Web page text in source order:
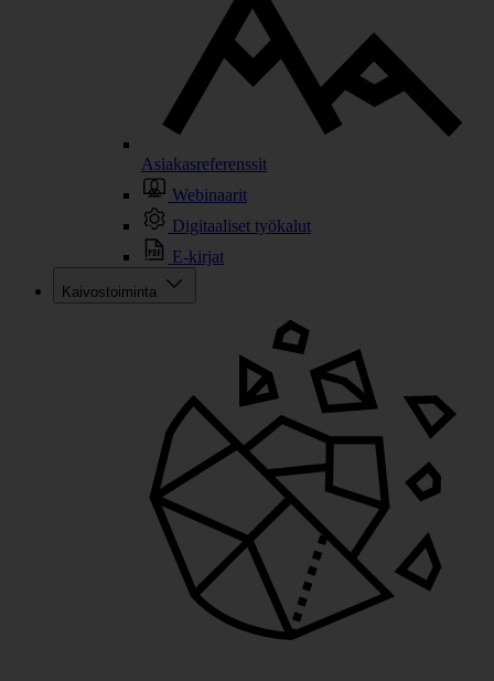
Asiakasreferenssit
Webinaarit
Digitaaliset työkalut
E-kirjat
Kaivostoiminta